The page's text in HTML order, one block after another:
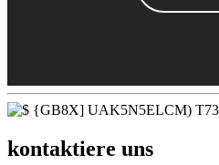
kontaktiere uns